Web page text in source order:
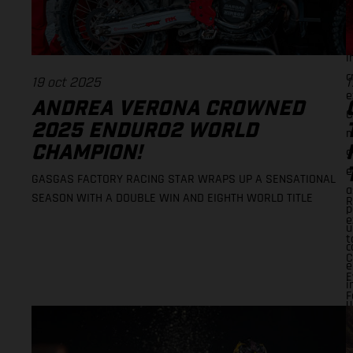
19 oct 2025
ANDREA VERONA CROWNED
2025 ENDURO2 WORLD
CHAMPION!
GASGAS FACTORY RACING STAR WRAPS UP A SENSATIONAL
SEASON WITH A DOUBLE WIN AND EIGHTH WORLD TITLE